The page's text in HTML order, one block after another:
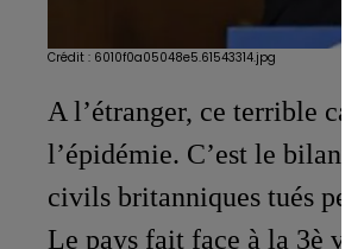
Crédit : 6010f0a05048e5.61543314.jpg
A l’étranger, ce terrible
l’épidémie. C’est le bilan
civils britanniques tués
Le pays fait face à la 3è